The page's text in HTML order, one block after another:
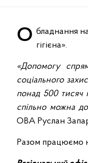
Обладнання надійшло від Міжнародної організації з міграції, в межах проєкту МОМ: «WASH – вода, санітарія та гігієна».
«Допомогу
соціального
понад 500 тисяч
спільно можна
ОВА Руслан
Разом працюємо